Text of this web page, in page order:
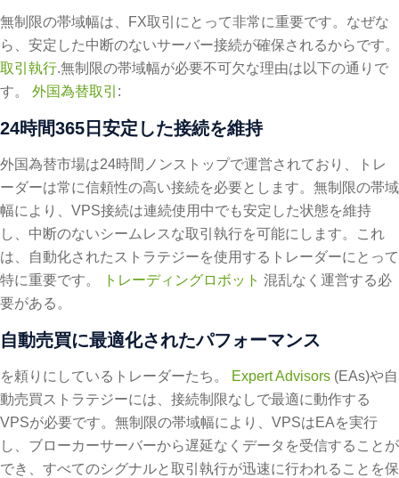
無制限の帯域幅は、FX取引にとって非常に重要です。なぜな
ら、安定した中断のないサーバー接続が確保されるからです。
取引執行.無制限の帯域幅が必要不可欠な理由は以下の通りで
す。 外国為替取引 :
24時間365日安定した接続を維持
外国為替市場は24時間ノンストップで運営されており、トレ
ーダーは常に信頼性の高い接続を必要とします。無制限の帯域
幅により、VPS接続は連続使用中でも安定した状態を維持
し、中断のないシームレスな取引執行を可能にします。これ
は、自動化されたストラテジーを使用するトレーダーにとって
特に重要です。
トレーディングロボット 混乱なく運営する必
要がある。
自動売買に最適化されたパフォーマンス
を頼りにしているトレーダーたち。 Expert Advisors (EAs)や自
動売買ストラテジーには、接続制限なしで最適に動作する
VPSが必要です。無制限の帯域幅により、VPSはEAを実行
し、ブローカーサーバーから遅延なくデータを受信することが
でき、すべてのシグナルと取引執行が迅速に行われることを保